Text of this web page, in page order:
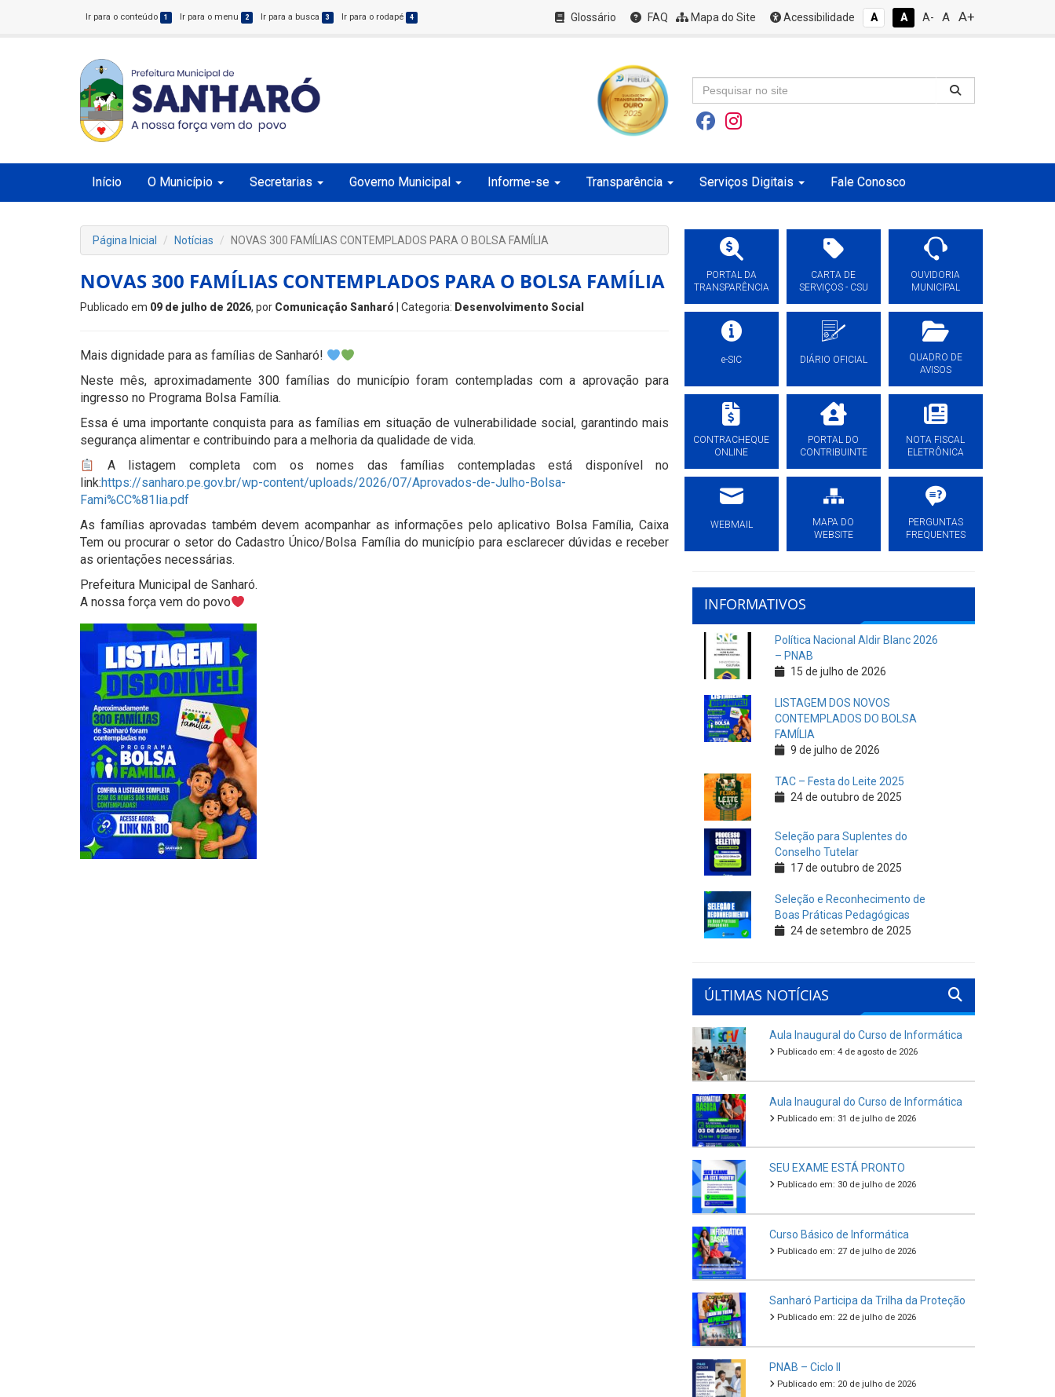
Ir para o conteúdo 1 Ir para o menu 2 Ir para a busca 3 Ir para o rodapé 4 Glossário FAQ Mapa do Site Acessibilidade A A A- A A+
Início O Município Secretarias Governo Municipal Informe-se Transparência Serviços Digitais Fale Conosco
Página Inicial Notícias NOVAS 300 FAMÍLIAS CONTEMPLADOS PARA O BOLSA FAMÍLIA
NOVAS 300 FAMÍLIAS CONTEMPLADOS PARA O BOLSA FAMÍLIA
Publicado em 09 de julho de 2026, por Comunicação Sanharó | Categoria: Desenvolvimento Social
Mais dignidade para as famílias de Sanharó!
Neste mês, aproximadamente 300 famílias do município foram contempladas com a aprovação para
ingresso no Programa Bolsa Família.
Essa é uma importante conquista para as famílias em situação de vulnerabilidade social, garantindo mais
segurança alimentar e contribuindo para a melhoria da qualidade de vida.
A listagem completa com os nomes das famílias contempladas está disponível no
link:https://sanharo.pe.gov.br/wp-content/uploads/2026/07/Aprovados-de-Julho-Bolsa-
Fami%CC%81lia.pdf
As famílias aprovadas também devem acompanhar as informações pelo aplicativo Bolsa Família, Caixa
Tem ou procurar o setor do Cadastro Único/Bolsa Família do município para esclarecer dúvidas e receber
as orientações necessárias.
Prefeitura Municipal de Sanharó.
A nossa força vem do povo
PORTAL DA
TRANSPARÊNCIA
CARTA DE
SERVIÇOS - CSU
OUVIDORIA
MUNICIPAL
e-SIC DIÁRIO OFICIAL
QUADRO DE
AVISOS
CONTRACHEQUE
ONLINE
PORTAL DO
CONTRIBUINTE
NOTA FISCAL
ELETRÔNICA
WEBMAIL
MAPA DO
WEBSITE
PERGUNTAS
FREQUENTES
INFORMATIVOS
Política Nacional Aldir Blanc 2026
– PNAB
15 de julho de 2026
LISTAGEM DOS NOVOS
CONTEMPLADOS DO BOLSA
FAMÍLIA
9 de julho de 2026
TAC – Festa do Leite 2025
24 de outubro de 2025
Seleção para Suplentes do
Conselho Tutelar
17 de outubro de 2025
Seleção e Reconhecimento de
Boas Práticas Pedagógicas
24 de setembro de 2025
ÚLTIMAS NOTÍCIAS
Aula Inaugural do Curso de Informática
Publicado em: 4 de agosto de 2026
Aula Inaugural do Curso de Informática
Publicado em: 31 de julho de 2026
SEU EXAME ESTÁ PRONTO
Publicado em: 30 de julho de 2026
Curso Básico de Informática
Publicado em: 27 de julho de 2026
Sanharó Participa da Trilha da Proteção
Publicado em: 22 de julho de 2026
PNAB – Ciclo II
Publicado em: 20 de julho de 2026